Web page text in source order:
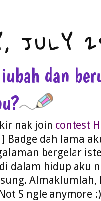
JULY
dan
nak join contest
Badge dah lama
bergelar
dalam hidup aku
Almaklumlah,
Single anymore